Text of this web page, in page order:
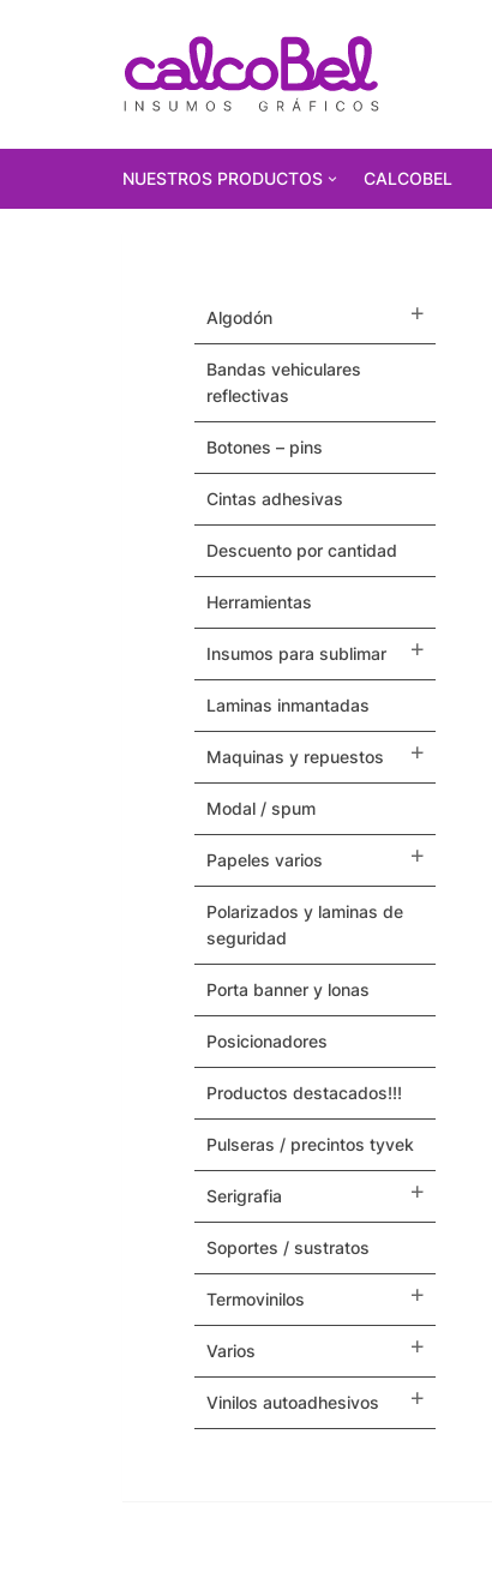
NUESTROS PRODUCTOS
Polarizados
Vinilos Autoadhesivos
Pulseras / Precintos Tyvek
Herramientas
Termovinilos
Posicionadores
Cintas Adhesivas
Papeles Varios
Laminas Inmantadas
Soporte / Sustratos
Serigrafia
Maquinas y Repuestos
CALCOBEL
algodón
bandas vehiculares
reflectivas
botones – pins
cintas adhesivas
descuento por cantidad
herramientas
insumos para sublimar
laminas inmantadas
maquinas y repuestos
modal / spum
papeles varios
polarizados y laminas de
seguridad
porta banner y lonas
posicionadores
productos destacados!!!
pulseras / precintos tyvek
serigrafia
soportes / sustratos
termovinilos
varios
vinilos autoadhesivos